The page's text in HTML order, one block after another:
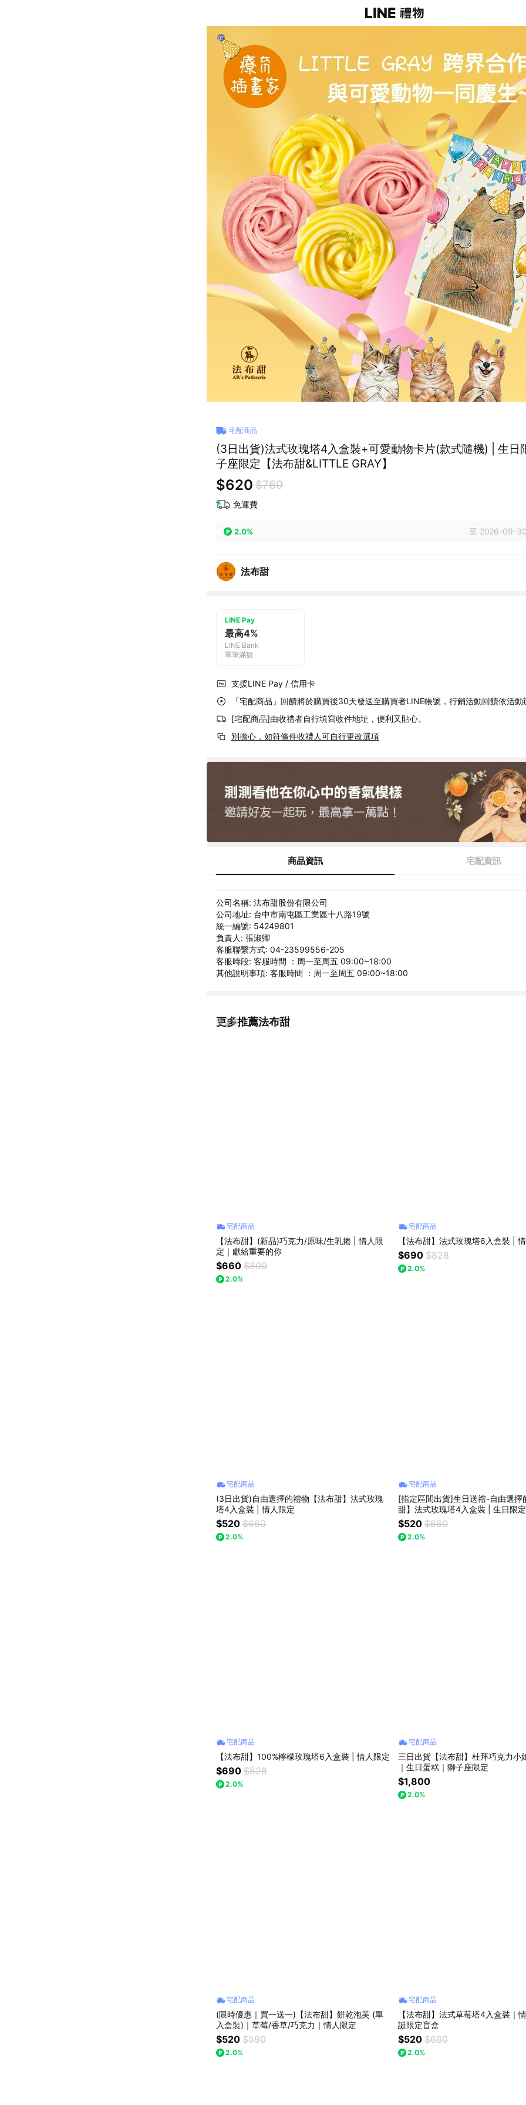
宅配商品
(3日出貨)法式玫瑰塔4入盒裝+可愛動物卡片(款式隨機) | 生日
子座限定【法布甜&LITTLE GRAY】
$620 $760
免運費
2.0% 至 2026-09-
法布甜
LINE Pay
最高4%
LINE Bank
單筆滿額
支援LINE Pay / 信用卡
「宅配商品」回饋將於購買後30天發送至購買者LINE帳號，行銷活動回饋依活動
[宅配商品]由收禮者自行填寫收件地址，便利又貼心。
別擔心，如符條件收禮人可自行更改選項
商品資訊 宅配資訊
公司名稱: 法布甜股份有限公司
公司地址: 台中市南屯區工業區十八路19號
統一編號: 54249801
負責人: 張淑卿
客服聯繫方式: 04-23599556-205
客服時段: 客服時間 ：周一至周五 09:00~18:00
其他說明事項: 客服時間 ：周一至周五 09:00~18:00
更多推薦法布甜
看更多
宅配商品
【法布甜】(新品)巧克力/原味/生乳捲 | 情人限
定｜獻給重要的你
$660 $800
2.0%
宅配商品
【法布甜】法式玫瑰塔6入盒裝 |
$690 $828
2.0%
宅配商品
(3日出貨)自由選擇的禮物【法布甜】法式玫瑰
塔4入盒裝 | 情人限定
$520 $660
2.0%
宅配商品
[指定區間出貨]生日送禮-自由選擇
甜】法式玫瑰塔4入盒裝 | 生日限
定｜離島地區不出貨
$520 $660
2.0%
宅配商品
【法布甜】100%檸檬玫瑰塔6入盒裝 | 情人限定
$690 $828
2.0%
宅配商品
三日出貨【法布甜】杜拜巧克力小
｜生日蛋糕｜獅子座限定
$1,800
2.0%
宅配商品
(限時優惠｜買一送一)【法布甜】餅乾泡芙 (單
入盒裝)｜草莓/香草/巧克力｜情人限定
$520 $590
2.0%
宅配商品
【法布甜】法式草莓塔4入盒裝｜
誕限定盲盒
$520 $660
2.0%